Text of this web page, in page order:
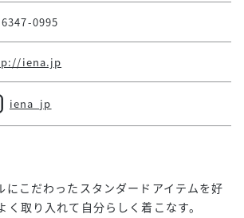
0995
iena.jp
iena_jp
にこだわったスタンダードアイテムを好
く取り入れて自分らしく着こなす。